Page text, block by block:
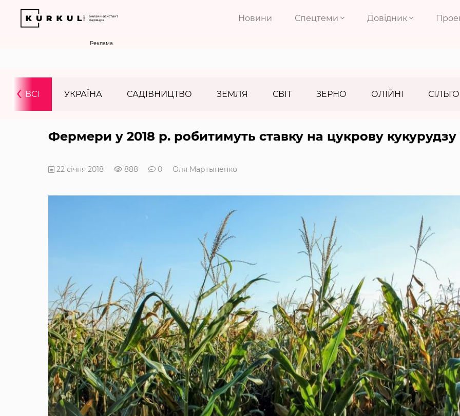
Новини Спецтеми Довідник
Реклама
ВСІ УКРАЇНА САДІВНИЦТВО ЗЕМЛЯ СВІТ ЗЕРНО ОЛІЙНІ
‹
Фермери у 2018 р. робитимуть ставку на цукрову кукурудзу
22 січня 2018 888 0 Оля Мартыненко